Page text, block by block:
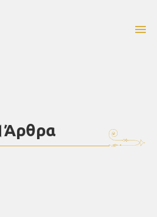
menu
Άρθρα